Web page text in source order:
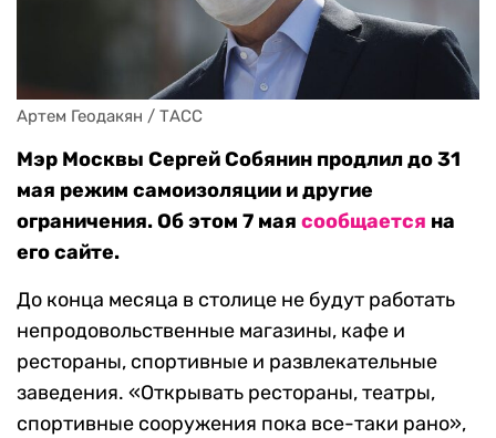
Артем Геодакян / ТАСС
Мэр Москвы Сергей Собянин продлил до 31
мая режим самоизоляции и другие
ограничения. Об этом 7 мая сообщается на
его сайте.
До конца месяца в столице не будут работать
непродовольственные магазины, кафе и
рестораны, спортивные и развлекательные
заведения. «Открывать рестораны, театры,
спортивные сооружения пока все-таки рано»,